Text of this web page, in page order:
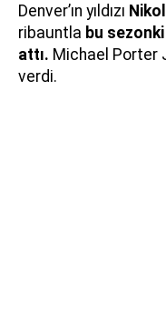
Denver’ın yıldızı
ribauntla bu
attı. Michael Porter
verdi.